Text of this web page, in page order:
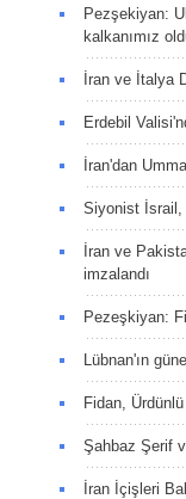
Pezşekiyan:
kalkanımız
İran ve İtalya
Erdebil
İran'dan
Siyonist İsrail,
İran ve
imzalandı
Pezeşkiyan:
Lübnan'ın
Fidan,
Şahbaz Şerif
İran İçişleri